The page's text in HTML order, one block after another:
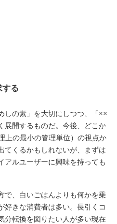
する
の素」を大切にしつつ、「××
展開するものだ。今後、どこか
上の最小の管理単位）の視点か
てくるかもしれないが、まずは
アルユーザーに興味を持っても
で、白いごはんよりも何かを乗
好きな消費者は多い。長引くコ
分転換を図りたい人が多い現在